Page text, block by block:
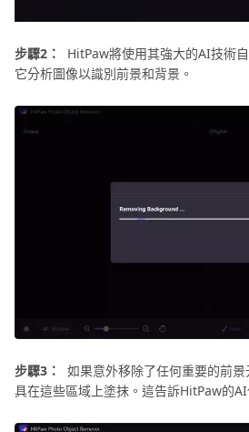
步驟2：
HitPaw將使用其強大的AI技術
它分析圖像以識別前景和背景。
步驟3：
如果意外移除了任何重要的前景
具在這些區域上塗抹。這告訴HitPaw的AI